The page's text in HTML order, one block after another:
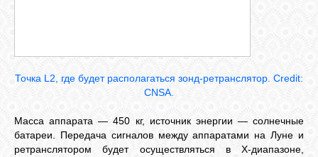
Точка L2, где будет располагаться зонд-ретранслятор. Credit:
CNSA.
Масса аппарата — 450 кг, источник энергии — солнечные
батареи. Передача сигналов между аппаратами на Луне и
ретранслятором будет осуществляться в X-диапазоне,